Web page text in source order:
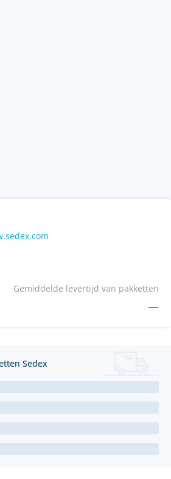
Gemiddelde levertijd van pakketten
—
Sedex